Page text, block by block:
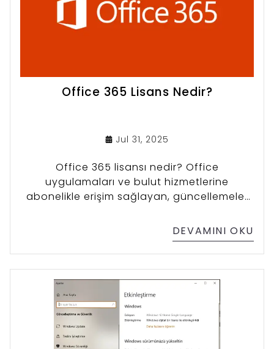
Office 365 Lisans Nedir?
Jul 31, 2025
Office 365 lisansı nedir? Office
uygulamaları ve bulut hizmetlerine
abonelikle erişim sağlayan, güncellemeler
DEVAMINI OKU